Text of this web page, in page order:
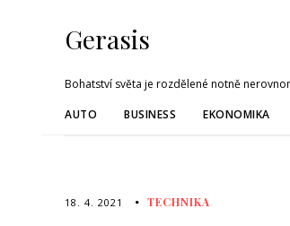
Gerasis
Bohatství světa je rozdělené notně
AUTO
BUSINESS EKONOMIKA
18. 4. 2021 TECHNIKA